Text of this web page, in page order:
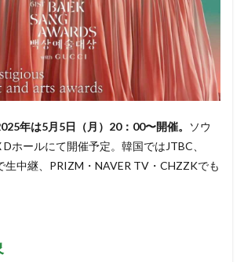
年は5月5日（月）20：00〜開催。
ソウ
ホールにて開催予定。韓国ではJTBC、
生中継、PRIZM・NAVER TV・CHZZKでも